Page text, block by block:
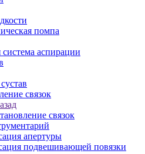
помпа
аспирации
связок
связок
апертуры
подвешивающей повязки